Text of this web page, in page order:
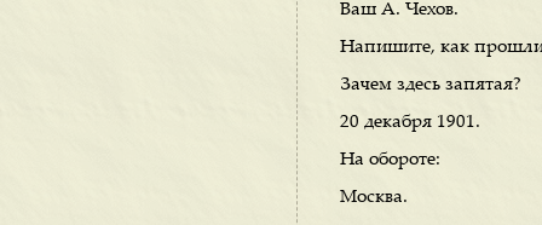
Ваш А. Чехов.
Напишите, как
Зачем здесь запятая?
20 декабря 1901.
На обороте:
Москва.